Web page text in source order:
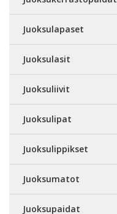
Juoksulapaset
Juoksulasit
Juoksuliivit
Juoksulipat
Juoksulippikset
Juoksumatot
Juoksupaidat